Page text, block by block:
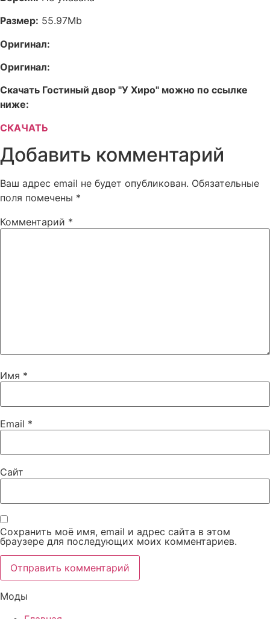
Размер: 55.97Mb
Оригинал:
Оригинал:
Скачать Гостиный двор "У Хиро" можно по ссылке
ниже:
СКАЧАТЬ
Добавить комментарий
Ваш адрес email не будет опубликован. Обязательные
поля помечены *
Комментарий *
Имя *
Email *
Сайт
Сохранить моё имя, email и адрес сайта в этом
браузере для последующих моих комментариев.
Моды